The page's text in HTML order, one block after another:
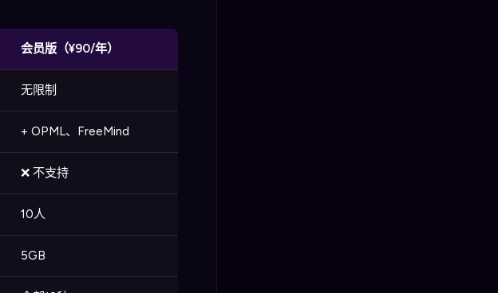
会员版（¥90/年）
无限制
+ OPML、FreeMind
❌ 不支持
10人
5GB